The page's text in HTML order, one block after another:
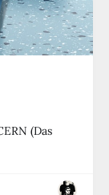
(Das